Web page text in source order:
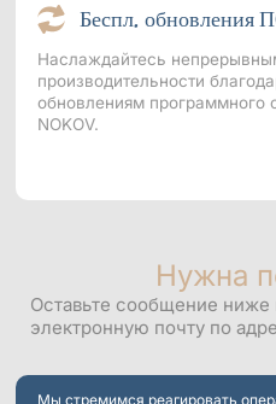
Беспл. обновления
Наслаждайтесь
производительности
обновлениям программного
NOKOV.
Нужна
Оставьте сообщение
электронную почту по
Мы стремимся реагировать